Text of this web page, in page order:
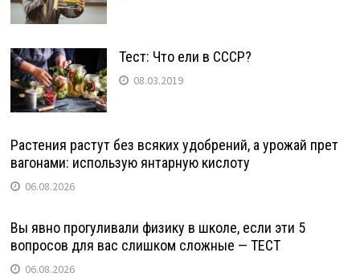
Тест: Что ели в СССР?
08.03.2019
Растения растут без всяких удобрений, а урожай прет
вагонами: использую янтарную кислоту
06.08.2026
Вы явно прогуливали физику в школе, если эти 5
вопросов для вас слишком сложные — ТЕСТ
06.08.2026